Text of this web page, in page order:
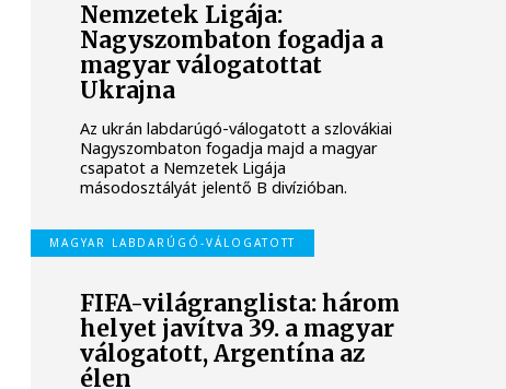
Nemzetek Ligája:
Nagyszombaton fogadja a
magyar válogatottat
Ukrajna
Az ukrán labdarúgó-válogatott a szlovákiai
Nagyszombaton fogadja majd a magyar
csapatot a Nemzetek Ligája
másodosztályát jelentő B divízióban.
MAGYAR LABDARÚGÓ-VÁLOGATOTT
FIFA-világranglista: három
helyet javítva 39. a magyar
válogatott, Argentína az
élen